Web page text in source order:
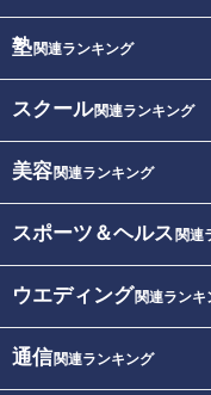
塾関連ランキング
スクール関連ランキング
美容関連ランキング
スポーツ＆ヘルス 関連
ウエディング関連ランキ
通信関連ランキング